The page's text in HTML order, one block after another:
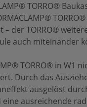
TORRO®
der TORRO®
auch miteinander
TORRO® in W1
Durch das
ausgelöst
ausreichende